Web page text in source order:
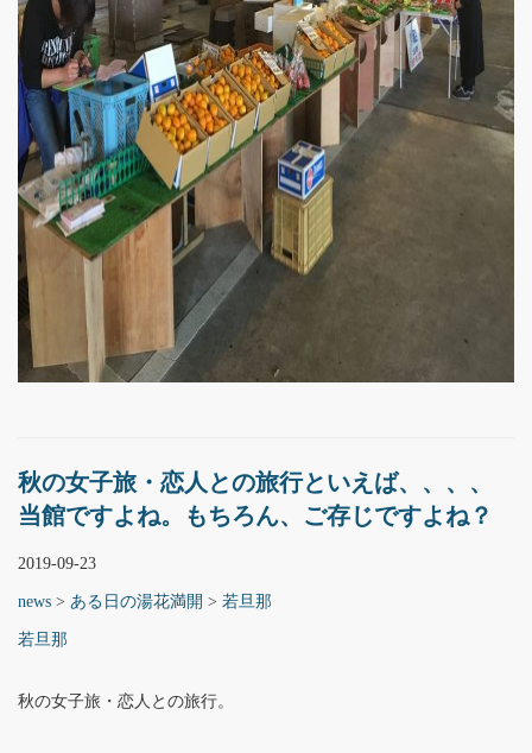
秋の女子旅・恋人との旅行といえば、、、、
当館ですよね。もちろん、ご存じですよね？
2019-09-23
news > ある日の湯花満開 > 若旦那
若旦那
秋の女子旅・恋人との旅行。